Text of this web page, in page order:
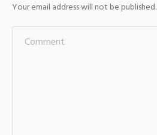
Your email address will not be published.